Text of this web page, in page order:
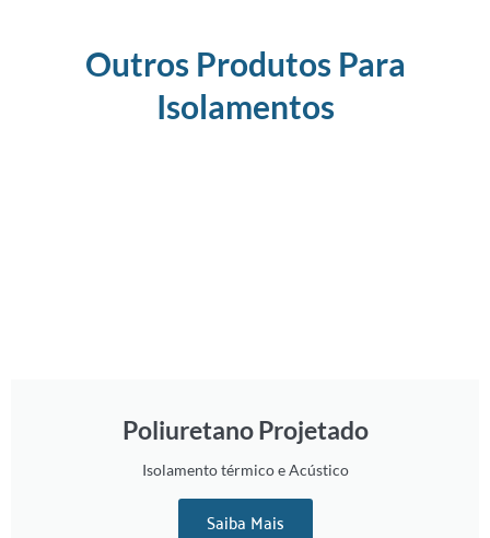
Outros Produtos Para
Isolamentos
Poliuretano Projetado
Isolamento térmico e Acústico
Saiba Mais